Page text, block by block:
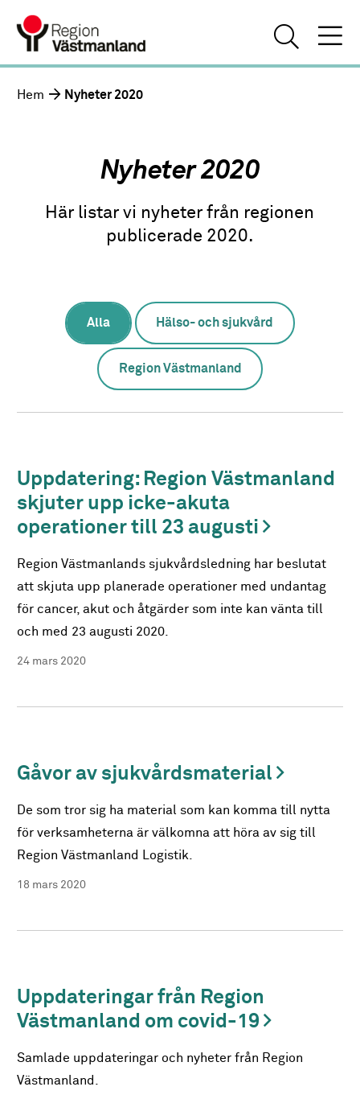
Hem Nyheter 2020
Nyheter 2020
Här listar vi nyheter från regionen
publicerade 2020.
Alla Hälso- och sjukvård
Region Västmanland
Uppdatering: Region Västmanland
skjuter upp icke-akuta
operationer till 23 augusti
Region Västmanlands sjukvårdsledning har beslutat
att skjuta upp planerade operationer med undantag
för cancer, akut och åtgärder som inte kan vänta till
och med 23 augusti 2020.
24 mars 2020
Gåvor av sjukvårdsmaterial
De som tror sig ha material som kan komma till nytta
för verksamheterna är välkomna att höra av sig till
Region Västmanland Logistik.
18 mars 2020
Uppdateringar från Region
Västmanland om covid-19
Samlade uppdateringar och nyheter från Region
Västmanland.